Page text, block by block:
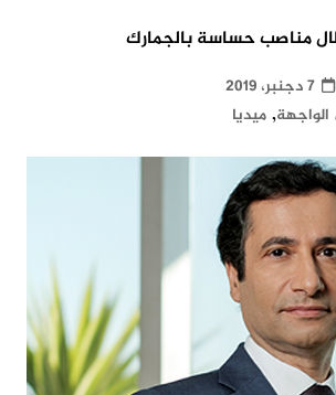
مناصب حساسة بالجمارك
7 دجنبر، 2019
, ميديا